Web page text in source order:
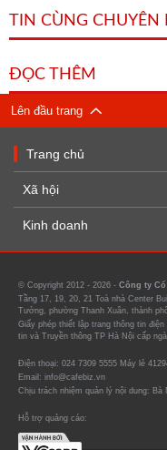
TIN CÙNG CHUYÊN
ĐỌC THÊM
Lên đầu trang
Trang chủ
Xã hội
Kinh doanh
© Copyright 2012 - 2026 - Công ty Cổ
Tầng 17, 19, 20, 21 Toà nhà Center
Tưởng, phường Thanh Xuân, thành
Giấy phép thiết lập trang thông tin
tin và Truyền thông TP Hà Nội cấp
Điện thoại: 024 7309 5555 Máy lẻ
Email: info@cafebiz.vn
Chịu trách nhiệm quản lý nội dung: Bà
Hỗ trợ quảng cáo: